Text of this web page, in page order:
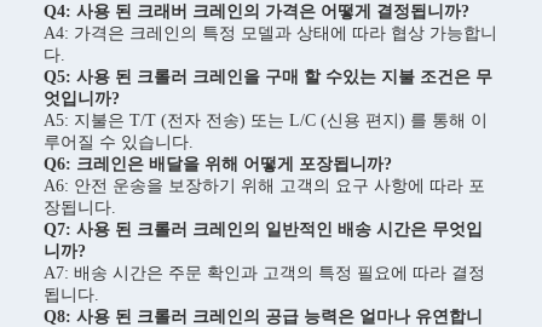
Q4: 사용 된 크래버 크레인의 가격은 어떻게 결정됩니까?
A4: 가격은 크레인의 특정 모델과 상태에 따라 협상 가능합니
다.
Q5: 사용 된 크롤러 크레인을 구매 할 수있는 지불 조건은 무
엇입니까?
A5: 지불은 T/T (전자 전송) 또는 L/C (신용 편지) 를 통해 이
루어질 수 있습니다.
Q6: 크레인은 배달을 위해 어떻게 포장됩니까?
A6: 안전 운송을 보장하기 위해 고객의 요구 사항에 따라 포
장됩니다.
Q7: 사용 된 크롤러 크레인의 일반적인 배송 시간은 무엇입
니까?
A7: 배송 시간은 주문 확인과 고객의 특정 필요에 따라 결정
됩니다.
Q8: 사용 된 크롤러 크레인의 공급 능력은 얼마나 유연합니